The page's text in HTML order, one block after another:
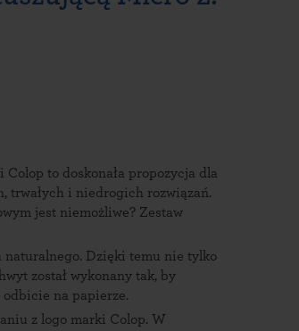
to doskonała propozycja dla
trwałych i niedrogich rozwiązań.
jest niemożliwe? Zestaw
naturalnego. Dzięki temu nie tylko
został wykonany tak, by
na papierze.
z logo marki Colop. W